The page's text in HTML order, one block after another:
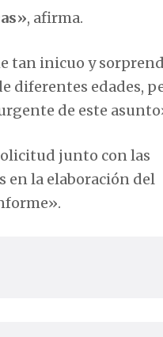
, afirma.
tan inicuo y
diferentes edades,
de este
junto con las
en la elaboración del